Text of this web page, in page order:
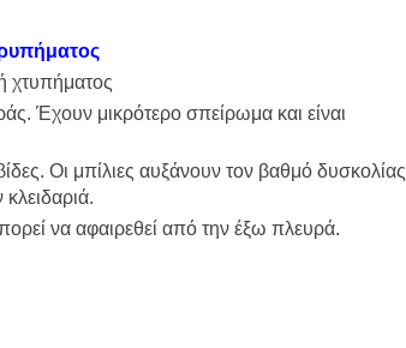
χτυπήματος
Έχουν μικρότερο σπείρωμα και είναι
Οι μπίλιες αυξάνουν τον βαθμό δυσκολίας
να αφαιρεθεί από την έξω πλευρά.